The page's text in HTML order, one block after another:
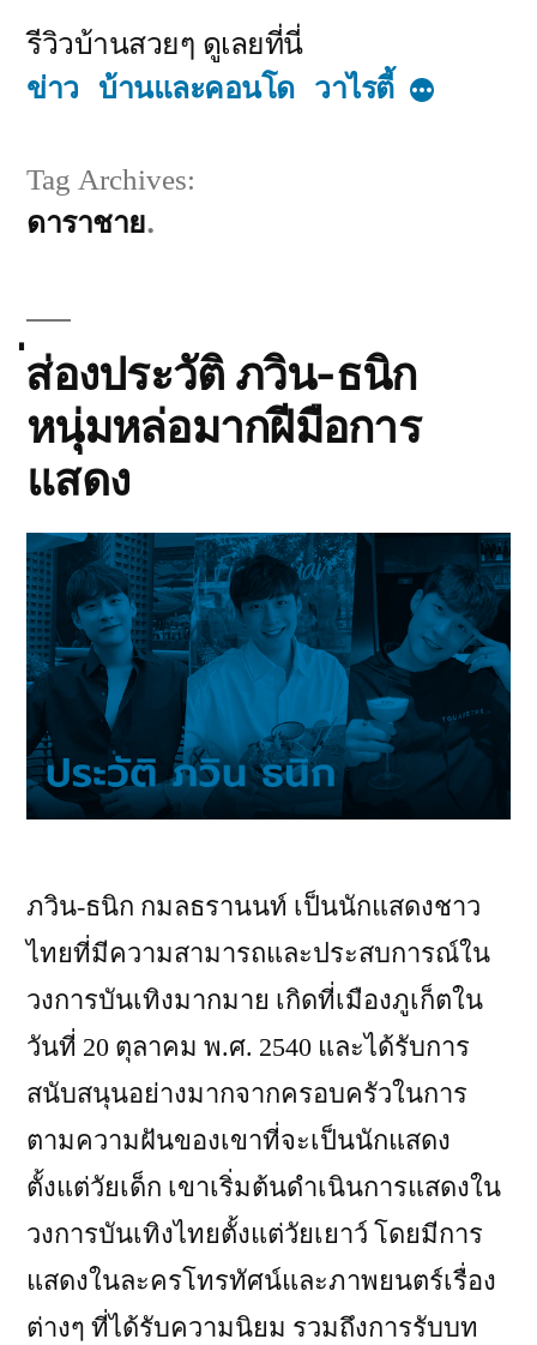
Skip
รีวิวบ้านสวยๆ ดูเลยที่นี่
ข่าว บ้านและคอนโด วาไรตี้ More
Tag Archives:
ดาราชาย
่ส่องประวัติ ภวิน-ธนิก
หนุ่มหล่อมากฝีมือการ
แสดง
ภวิน-ธนิก กมลธรานนท์ เป็นนักแสดงชาว
ไทยที่มีความสามารถและประสบการณ์ใน
วงการบันเทิงมากมาย เกิดที่เมืองภูเก็ตใน
วันที่ 20 ตุลาคม พ.ศ. 2540 และได้รับการ
สนับสนุนอย่างมากจากครอบครัวในการ
ตามความฝันของเขาที่จะเป็นนักแสดง
ตั้งแต่วัยเด็ก เขาเริ่มต้นดำเนินการแสดงใน
วงการบันเทิงไทยตั้งแต่วัยเยาว์ โดยมีการ
แสดงในละครโทรทัศน์และภาพยนตร์เรื่อง
ต่างๆ ที่ได้รับความนิยม รวมถึงการรับบท